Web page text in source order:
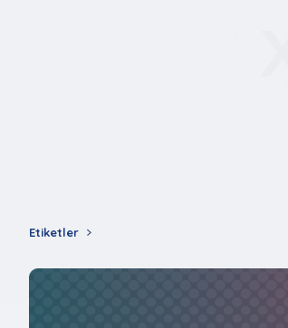
Etiketler